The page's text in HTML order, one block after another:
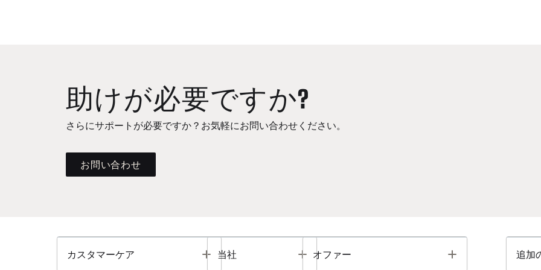
助けが必要ですか?
さらにサポートが必要ですか？お気軽にお問い合わせください。
お問い合わせ
カスタマーケア Toggle
当社 Toggle
オファー Toggle 追加